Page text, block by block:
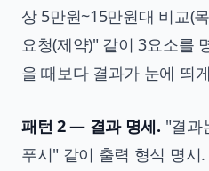
상 5만원~15만원대 비교(
요청(제약)" 같이 3요소를
을 때보다 결과가 눈에 띄
패턴 2 — 결과 명세. "결과
푸시" 같이 출력 형식 명시.